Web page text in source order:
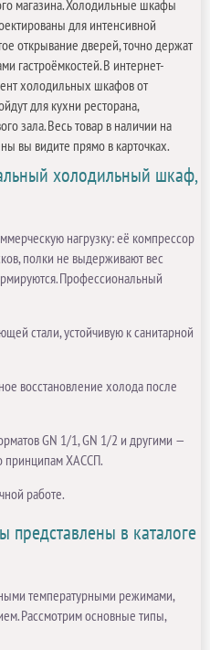
магазина. Холодильные шкафы
для интенсивной
открывание дверей, точно держат
гастроёмкостей. В интернет-
холодильных шкафов от
для кухни ресторана,
зала. Весь товар в наличии на
вы видите прямо в карточках.
холодильный шкаф,
нагрузку: её компрессор
полки не выдерживают вес
Профессиональный
стали, устойчивую к санитарной
восстановление холода после
GN 1/1, GN 1/2 и другими —
принципам ХАССП.
работе.
в каталоге
температурными режимами,
Рассмотрим основные типы,